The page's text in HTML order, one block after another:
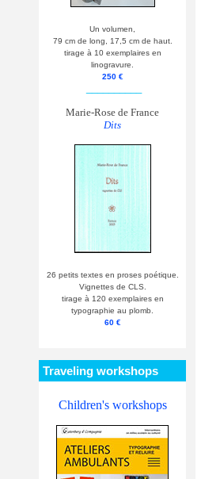
Un volumen,
79 cm de long, 17,5 cm de haut.
tirage à 10 exemplaires en
linogravure.
250 €
Marie-Rose de France
Dits
26 petits textes en proses poétique.
Vignettes de CLS.
tirage à 120 exemplaires en
typographie au plomb.
60 €
Traveling workshops
Children's workshops